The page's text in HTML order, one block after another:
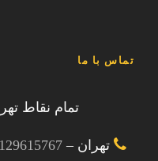
تماس با ما
تمام نقاط
تهران –